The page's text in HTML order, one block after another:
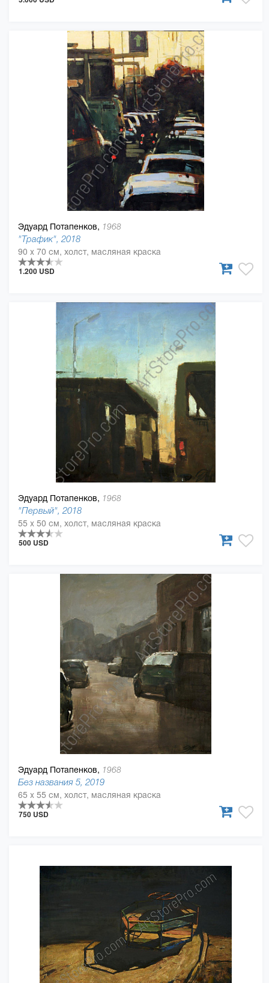
Эдуард Потапенков, 1968
"Трафик", 2018
90 x 70 см, холст, масляная краска
1.200 USD
Эдуард Потапенков, 1968
"Первый", 2018
55 x 50 см, холст, масляная краска
500 USD
Эдуард Потапенков, 1968
Без названия 5, 2019
65 x 55 см, холст, масляная краска
750 USD